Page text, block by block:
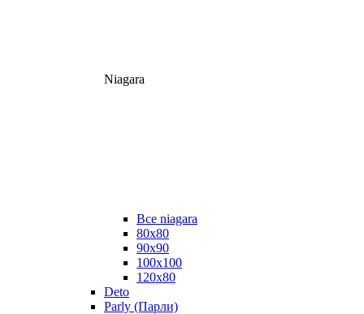
Niagara
Все niagara
80x80
90x90
100x100
120x80
Deto
Parly (Парли)